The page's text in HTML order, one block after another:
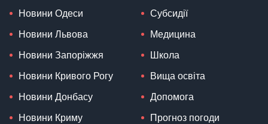
Новини Одеси
Новини Львова
Новини Запоріжжя
Новини Кривого Рогу
Новини Донбасу
Новини Криму
Субсидії
Медицина
Школа
Вища освіта
Допомога
Прогноз погоди